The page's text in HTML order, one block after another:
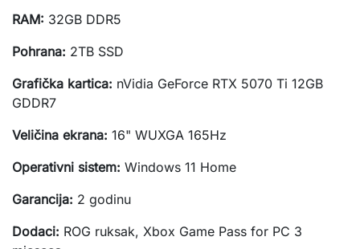
RAM: 32GB DDR5
Pohrana: 2TB SSD
Grafička kartica: nVidia GeForce RTX 5070 Ti 12GB
GDDR7
Veličina ekrana: 16" WUXGA 165Hz
Operativni sistem: Windows 11 Home
Garancija: 2 godinu
Dodaci: ROG ruksak, Xbox Game Pass for PC 3